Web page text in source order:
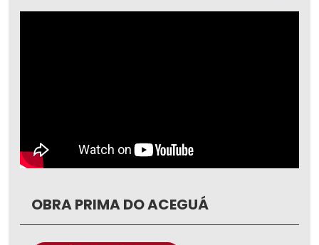
OBRA PRIMA DO ACEGUÁ